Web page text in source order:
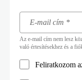
Az e-mail cím nem lesz
való értesítésekhez és a
Feliratkozom